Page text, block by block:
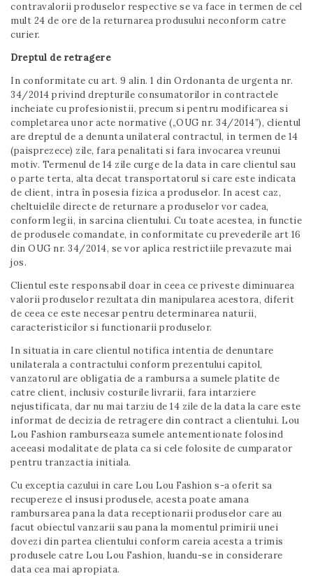
contravalorii produselor respective se va face in termen de cel
mult 24 de ore de la returnarea produsului neconform catre
curier.
Dreptul de retragere
In conformitate cu art. 9 alin. 1 din Ordonanta de urgenta nr.
34/2014 privind drepturile consumatorilor in contractele
incheiate cu profesionistii, precum si pentru modificarea si
completarea unor acte normative („OUG nr. 34/2014”), clientul
are dreptul de a denunta unilateral contractul, in termen de 14
(paisprezece) zile, fara penalitati si fara invocarea vreunui
motiv. Termenul de 14 zile curge de la data in care clientul sau
o parte terta, alta decat transportatorul si care este indicata
de client, intra în posesia fizica a produselor. In acest caz,
cheltuielile directe de returnare a produselor vor cadea,
conform legii, in sarcina clientului. Cu toate acestea, in functie
de produsele comandate, in conformitate cu prevederile art 16
din OUG nr. 34/2014, se vor aplica restrictiile prevazute mai
jos.
Clientul este responsabil doar in ceea ce priveste diminuarea
valorii produselor rezultata din manipularea acestora, diferit
de ceea ce este necesar pentru determinarea naturii,
caracteristicilor si functionarii produselor.
In situatia in care clientul notifica intentia de denuntare
unilaterala a contractului conform prezentului capitol,
vanzatorul are obligatia de a rambursa a sumele platite de
catre client, inclusiv costurile livrarii, fara intarziere
nejustificata, dar nu mai tarziu de 14 zile de la data la care este
informat de decizia de retragere din contract a clientului. Lou
Lou Fashion ramburseaza sumele antementionate folosind
aceeasi modalitate de plata ca si cele folosite de cumparator
pentru tranzactia initiala.
Cu exceptia cazului in care Lou Lou Fashion s-a oferit sa
recupereze el insusi produsele, acesta poate amana
rambursarea pana la data receptionarii produselor care au
facut obiectul vanzarii sau pana la momentul primirii unei
dovezi din partea clientului conform careia acesta a trimis
produsele catre Lou Lou Fashion, luandu-se in considerare
data cea mai apropiata.